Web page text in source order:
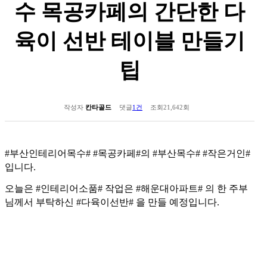
수 목공카페의 간단한 다
육이 선반 테이블 만들기
팁
작성자 칸타골드 댓글1건 조회21,642회
#부산인테리어목수# #목공카페#의 #부산목수# #작은거인#
입니다.
오늘은 #인테리어소품# 작업은 #해운대아파트# 의 한 주부
님께서 부탁하신 #다육이선반# 을 만들 예정입니다.